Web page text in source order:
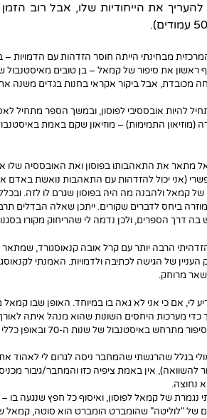
להעריך את הייחודיות שלו, אבל רוב
מבחינתי הייתה חוסר הזדהות עם הדמויות
להיות אובססיבי לפוסון, ובמשך הספר מתחיל
(מוזיאון התמימות) – מוזיאון שקם באמת
מתאר את התאהבותו בפוסון ואת האובססיה שלו
(אני יכול להזדהות עם התאהבות נואשת
של קמאל ולהבנה מה היה בפוסון שגרם לו לזה.
ביחס לדברים שקורים. ייתכן שאלה הבדלים
בה דרך הספרים, ולכן נדמה לי שהריחוק מקורו
הרבה יותר עם קרל אובה קנאוסגורד,
העניין של הגישה לכתיבה ולדמויות. האמנתי
מרוחק.
לי, אם כי אני לא גאה בו במיוחד. האופן שבו
כדי מערכות היחסים השונות שהוא מנהל איתה
כמו דושבאג, אבל
אולי בגלל שהרגשתי שהמחבר ניסה לגרום לי
להשוואה), אין באמת ציפיה כזו והמחבר/גיבור
נחוצה.
נגמרת של קמאל לפוסון, ואיסוף כל חפץ שנגעה בו
של "לוליטה" שהומברט הומברט הוא סוטה, קמאל